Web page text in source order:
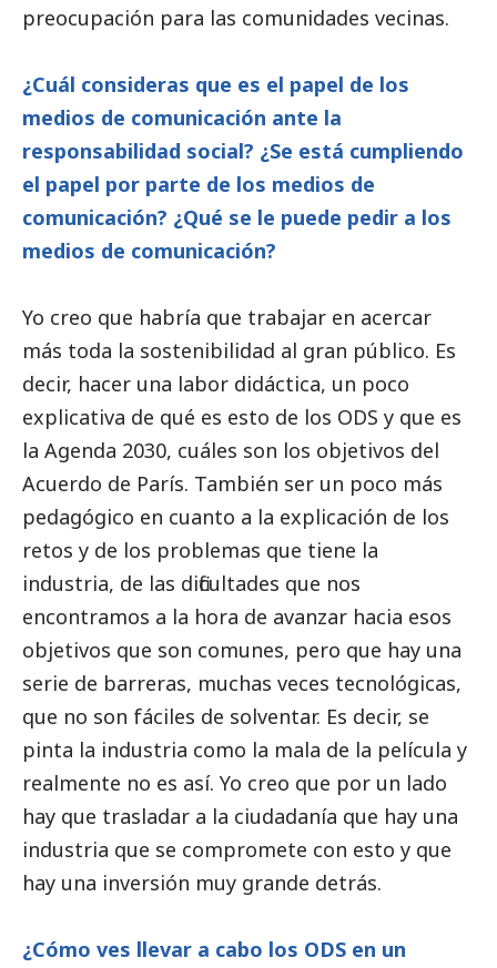
preocupación para las comunidades vecinas.
¿Cuál consideras que es el papel de los
medios de comunicación ante la
responsabilidad social? ¿Se está cumpliendo
el papel por parte de los medios de
comunicación? ¿Qué se le puede pedir a los
medios de comunicación?
Yo creo que habría que trabajar en acercar
más toda la sostenibilidad al gran público. Es
decir, hacer una labor didáctica, un poco
explicativa de qué es esto de los ODS y que es
la Agenda 2030, cuáles son los objetivos del
Acuerdo de París. También ser un poco más
pedagógico en cuanto a la explicación de los
retos y de los problemas que tiene la
industria, de las dificultades que nos
encontramos a la hora de avanzar hacia esos
objetivos que son comunes, pero que hay una
serie de barreras, muchas veces tecnológicas,
que no son fáciles de solventar. Es decir, se
pinta la industria como la mala de la película y
realmente no es así. Yo creo que por un lado
hay que trasladar a la ciudadanía que hay una
industria que se compromete con esto y que
hay una inversión muy grande detrás.
¿Cómo ves llevar a cabo los ODS en un